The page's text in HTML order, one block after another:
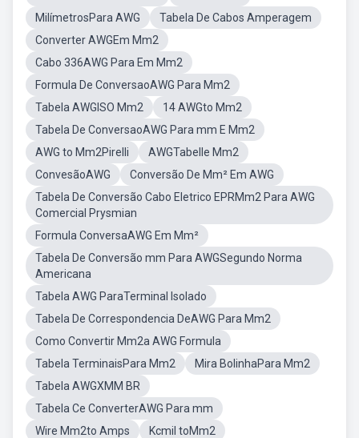
MilímetrosPara AWG
Tabela De Cabos Amperagem
Converter AWGEm Mm2
Cabo 336AWG Para Em Mm2
Formula De ConversaoAWG Para Mm2
Tabela AWGISO Mm2
14 AWGto Mm2
Tabela De ConversaoAWG Para mm E Mm2
AWG to Mm2Pirelli
AWGTabelle Mm2
ConvesãoAWG
Conversão De Mm² Em AWG
Tabela De Conversão Cabo Eletrico EPRMm2 Para AWG
Comercial Prysmian
Formula ConversaAWG Em Mm²
Tabela De Conversão mm Para AWGSegundo Norma
Americana
Tabela AWG ParaTerminal Isolado
Tabela De Correspondencia DeAWG Para Mm2
Como Convertir Mm2a AWG Formula
Tabela TerminaisPara Mm2
Mira BolinhaPara Mm2
Tabela AWGXMM BR
Tabela Ce ConverterAWG Para mm
Wire Mm2to Amps
Kcmil toMm2